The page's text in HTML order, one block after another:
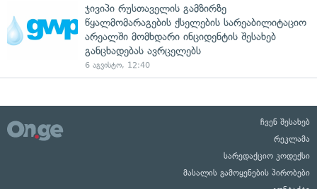
ჯივიპი რუსთაველის გამზირზე
წყალმომარაგების ქსელების სარეაბილიტაციო
არეალში მომხდარი ინციდენტის შესახებ
განცხადებას ავრცელებს
6 აგვისტო, 12:40
ჩვენ შესახებ
რეკლამა
სარედაქციო კოდექსი
მასალის გამოყენების პირობები